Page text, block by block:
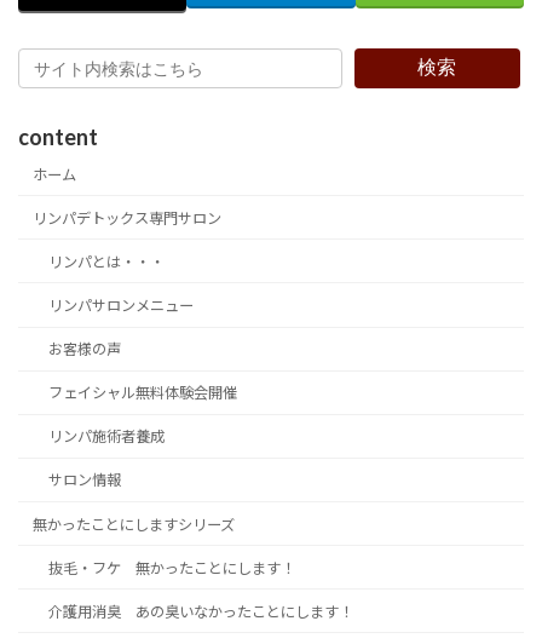
検索
content
ホーム
リンパデトックス専門サロン
リンパとは・・・
リンパサロンメニュー
お客様の声
フェイシャル無料体験会開催
リンパ施術者養成
サロン情報
無かったことにしますシリーズ
抜毛・フケ 無かったことにします！
介護用消臭 あの臭いなかったことにします！